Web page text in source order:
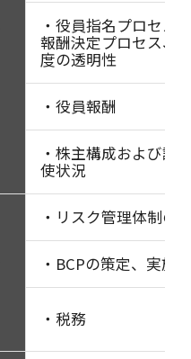
・役員指名プロセス
報酬決定プロセス、
度の透明性
・役員報酬
・株主構成および議
使状況
・リスク管理体制の
・BCPの策定、実施
・税務